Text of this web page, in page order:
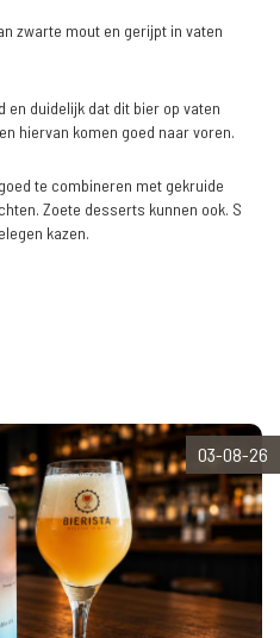
zwarte mout en gerijpt in vaten
en duidelijk dat dit bier op vaten
hiervan komen goed naar voren.
te combineren met gekruide
Zoete desserts kunnen ook. S
kazen.
03-08-26